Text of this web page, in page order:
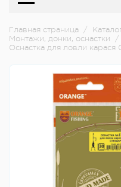
Главная страница /
Монтажи, донки, оснастки
/
Оснастка для ловли карася